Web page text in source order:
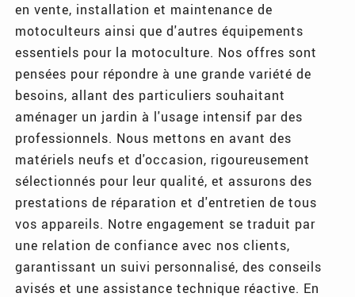
en vente, installation et maintenance de
motoculteurs ainsi que d'autres équipements
essentiels pour la motoculture. Nos offres sont
pensées pour répondre à une grande variété de
besoins, allant des particuliers souhaitant
aménager un jardin à l'usage intensif par des
professionnels. Nous mettons en avant des
matériels neufs et d'occasion, rigoureusement
sélectionnés pour leur qualité, et assurons des
prestations de réparation et d'entretien de tous
vos appareils. Notre engagement se traduit par
une relation de confiance avec nos clients,
garantissant un suivi personnalisé, des conseils
avisés et une assistance technique réactive. En